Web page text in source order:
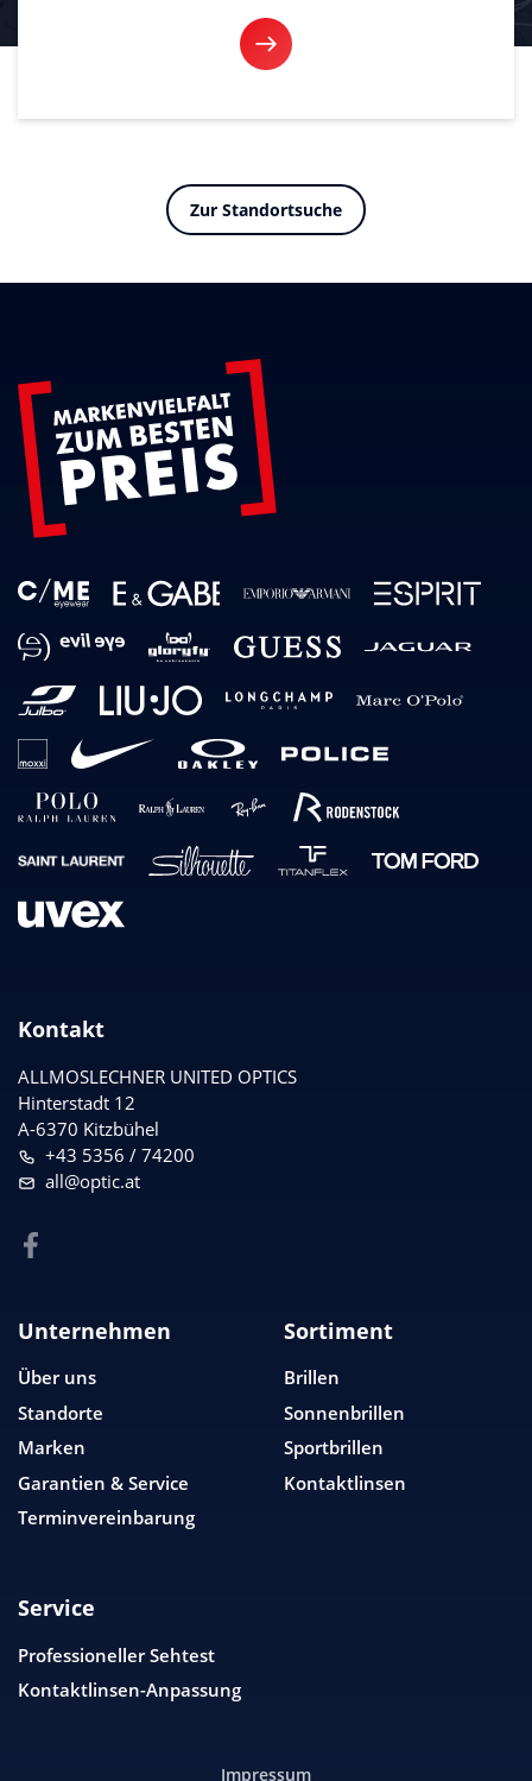
Zur Standortsuche
Kontakt
ALLMOSLECHNER UNITED OPTICS
Hinterstadt 12
A-6370 Kitzbühel
+43 5356 / 74200
all@optic.at
Unternehmen
Über uns
Standorte
Marken
Garantien & Service
Terminvereinbarung
Sortiment
Brillen
Sonnenbrillen
Sportbrillen
Kontaktlinsen
Service
Professioneller Sehtest
Kontaktlinsen-Anpassung
Impressum